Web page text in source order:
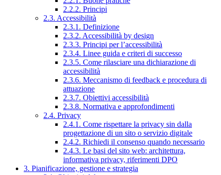
2.2.2. Principi
2.3. Accessibilità
2.3.1. Definizione
2.3.2. Accessibilità by design
2.3.3. Principi per l’accessibilità
2.3.4. Linee guida e criteri di successo
2.3.5. Come rilasciare una dichiarazione di
accessibilità
2.3.6. Meccanismo di feedback e procedura di
attuazione
2.3.7. Obiettivi accessibilità
2.3.8. Normativa e approfondimenti
2.4. Privacy
2.4.1. Come rispettare la privacy sin dalla
progettazione di un sito o servizio digitale
2.4.2. Richiedi il consenso quando necessario
2.4.3. Le basi del sito web: architettura,
informativa privacy, riferimenti DPO
3. Pianificazione, gestione e strategia